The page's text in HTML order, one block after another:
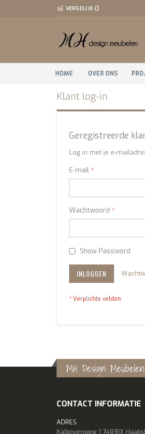
Ga
direct
naar
de
VERGELIJK ()
HOME OVER ONS
Klant log-in
Geregistreerde
Log in met je e-
E-mail
Wachtwoord
Show Password
INLOGGEN
MH Design Meubelen
CONTACT INFORMATIE
ADRES
Kalkovenweg 1 7481RX